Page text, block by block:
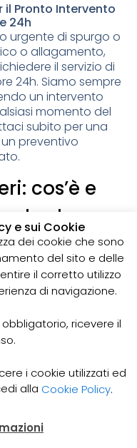
Pronto Intervento
24h
urgente di spurgo o
o allagamento,
il servizio di
24h. Siamo sempre
un intervento
momento del
subito per una
preventivo
cos’è e
sotterranee utilizzate
domestiche,
è disponibile un
acque fognarie. Lo
essenziale
cattivi odori e
dei pozzi neri
mediante
e rimuovere le
all’interno del
Il Mio
e sui Cookie
dei cookie che sono
del sito e delle
il corretto utilizzo
di navigazione.
ricevere il
i cookie utilizzati ed
alla Cookie Policy.